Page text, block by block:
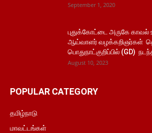
September 1, 2020
புதுக்கோட்டை அருகே
ஆய்வாளர் வழக்கறிஞர்கள்
பொதுநாட்குறிப்பில் (GD)
August 10, 2023
POPULAR CATEGORY
தமிழ்நாடு
மாவட்டங்கள்